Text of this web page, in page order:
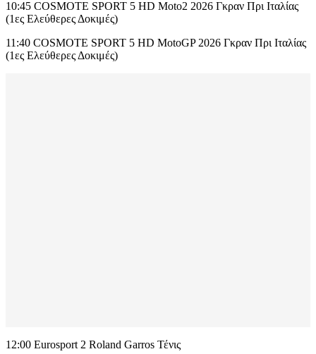
10:45 COSMOTE SPORT 5 HD Moto2 2026 Γκραν Πρι Ιταλίας
(1ες Ελεύθερες Δοκιμές)
11:40 COSMOTE SPORT 5 HD MotoGP 2026 Γκραν Πρι Ιταλίας
(1ες Ελεύθερες Δοκιμές)
12:00 Eurosport 2 Roland Garros Τένις